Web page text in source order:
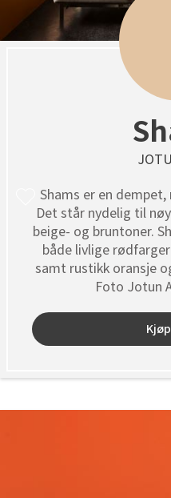
Shams er en
Det står nydelig til
beige- og bruntoner.
både livlige
samt rustikk oransje
Foto Jotun